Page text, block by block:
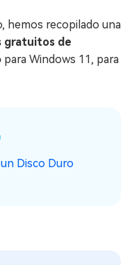
hemos recopilado una
gratuitos de
para Windows 11, para
Disco Duro